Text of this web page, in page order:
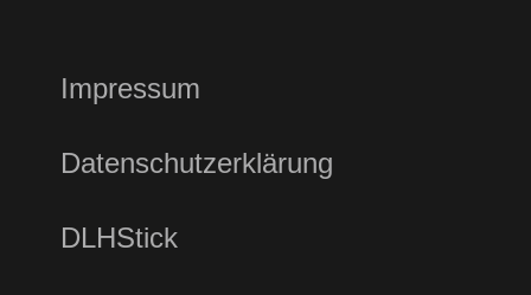
Impressum
Datenschutzerklärung
DLHStick